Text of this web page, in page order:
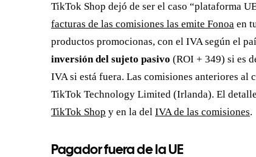
TikTok Shop dejó de ser el caso “plataforma
facturas de las comisiones las emite Fonoa en
productos promocionas, con el IVA según el
inversión del sujeto pasivo (ROI + 349) si es
IVA si está fuera. Las comisiones anteriores al
TikTok Technology Limited (Irlanda). El
TikTok Shop y en la del IVA de las comisiones.
Pagador fuera de la UE